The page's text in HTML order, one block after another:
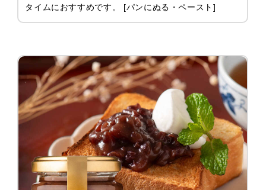
タイムにおすすめです。 [パンにぬる・ペースト]